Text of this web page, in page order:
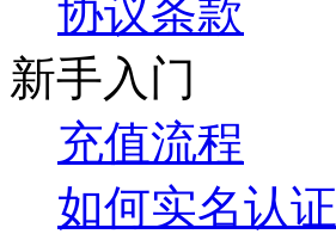
协议条款
新手入门
充值流程
如何实名认证